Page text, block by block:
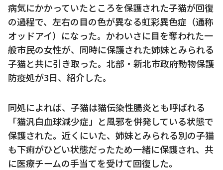
病気にかかっていたところを保護された子猫が回復
の過程で、左右の目の色が異なる虹彩異色症（通称
オッドアイ）になった。かわいさに目を奪われた一
般市民の女性が、同時に保護された姉妹とみられる
子猫と共に引き取った。北部・新北市政府動物保護
防疫処が3日、紹介した。
同処によれば、子猫は猫伝染性腸炎とも呼ばれる
「猫汎白血球減少症」と風邪を併発している状態で
保護された。近くにいた、姉妹とみられる別の子猫
も下痢がひどい状態だったため一緒に保護され、共
に医療チームの手当てを受けて回復した。